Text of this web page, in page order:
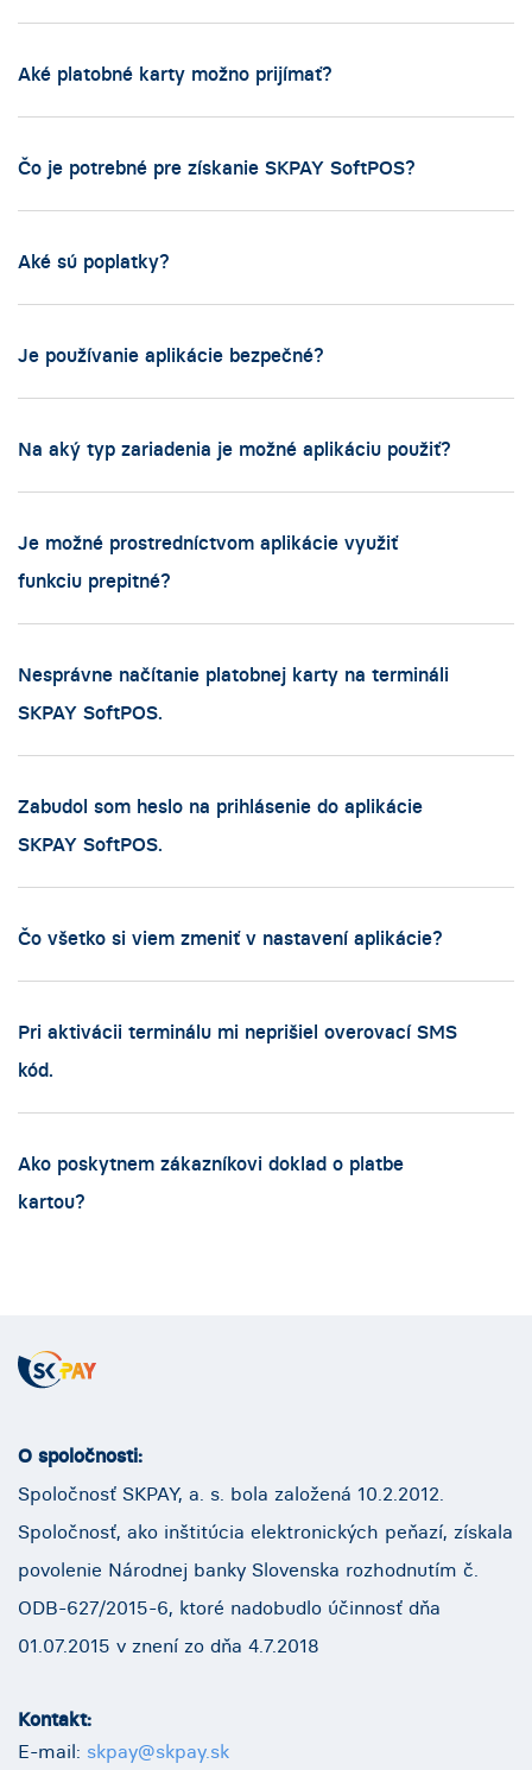
Aké platobné karty možno prijímať?
Čo je potrebné pre získanie SKPAY SoftPOS?
Aké sú poplatky?
Je používanie aplikácie bezpečné?
Na aký typ zariadenia je možné aplikáciu použiť?
Je možné prostredníctvom aplikácie využiť
funkciu prepitné?
Nesprávne načítanie platobnej karty na termináli
SKPAY SoftPOS.
Zabudol som heslo na prihlásenie do aplikácie
SKPAY SoftPOS.
Čo všetko si viem zmeniť v nastavení aplikácie?
Pri aktivácii terminálu mi neprišiel overovací SMS
kód.
Ako poskytnem zákazníkovi doklad o platbe
kartou?
O spoločnosti:
Spoločnosť SKPAY, a. s. bola založená 10.2.2012.
Spoločnosť, ako inštitúcia elektronických peňazí, získala
povolenie Národnej banky Slovenska rozhodnutím č.
ODB-627/2015-6, ktoré nadobudlo účinnosť dňa
01.07.2015 v znení zo dňa 4.7.2018
Kontakt:
E-mail: skpay@skpay.sk